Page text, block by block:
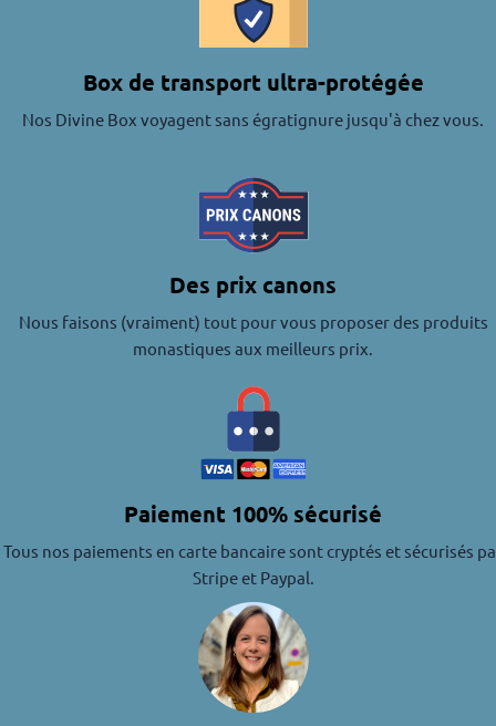
Box de transport ultra-protégée
Nos Divine Box voyagent sans égratignure jusqu'à chez vous.
Des prix canons
Nous faisons (vraiment) tout pour vous proposer des produits
monastiques aux meilleurs prix.
Paiement 100% sécurisé
Tous nos paiements en carte bancaire sont cryptés et sécurisés
Stripe et Paypal.